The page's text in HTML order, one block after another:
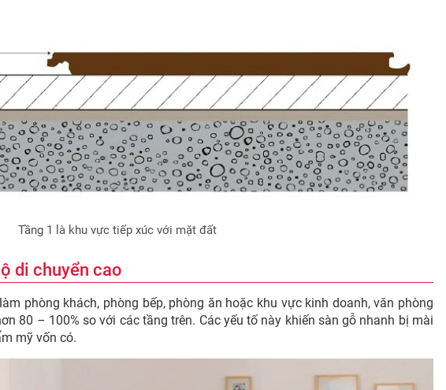
Tầng 1 là khu vực tiếp xúc với mặt đất
di chuyển cao
phòng khách, phòng bếp, phòng ăn hoặc khu vực kinh doanh, văn phòng
80 – 100% so với các tầng trên. Các yếu tố này khiến sàn gỗ nhanh bị mài
mỹ vốn có.